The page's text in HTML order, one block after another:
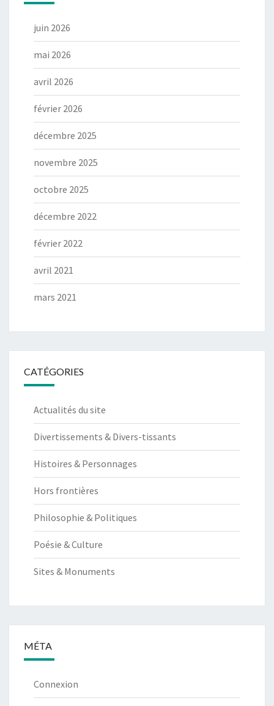
juin 2026
mai 2026
avril 2026
février 2026
décembre 2025
novembre 2025
octobre 2025
décembre 2022
février 2022
avril 2021
mars 2021
CATÉGORIES
Actualités du site
Divertissements & Divers-tissants
Histoires & Personnages
Hors frontières
Philosophie & Politiques
Poésie & Culture
Sites & Monuments
MÉTA
Connexion